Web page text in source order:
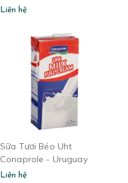
Liên hệ
Sữa Tươi Béo Uht
Conaprole - Uruguay
Liên hệ